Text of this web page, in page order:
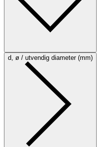
d, ø / utvendig diameter (mm)